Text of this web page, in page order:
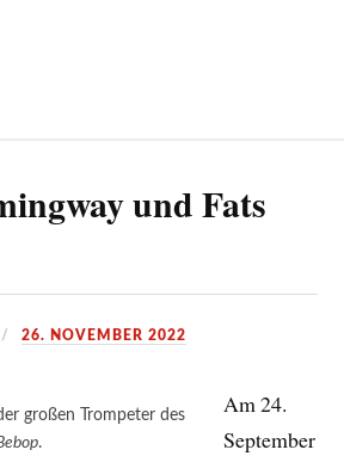
und Fats
26. NOVEMBER 2022
großen Trompeter des
.
Am 24.
September